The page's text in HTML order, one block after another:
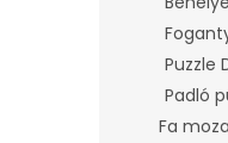
Puzzle
Padló
Fa